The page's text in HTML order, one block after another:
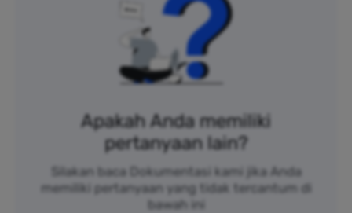
Apakah Anda memiliki
pertanyaan lain?
Silakan baca Dokumentasi kami jika Anda
memiliki pertanyaan yang tidak tercantum di
bawah ini